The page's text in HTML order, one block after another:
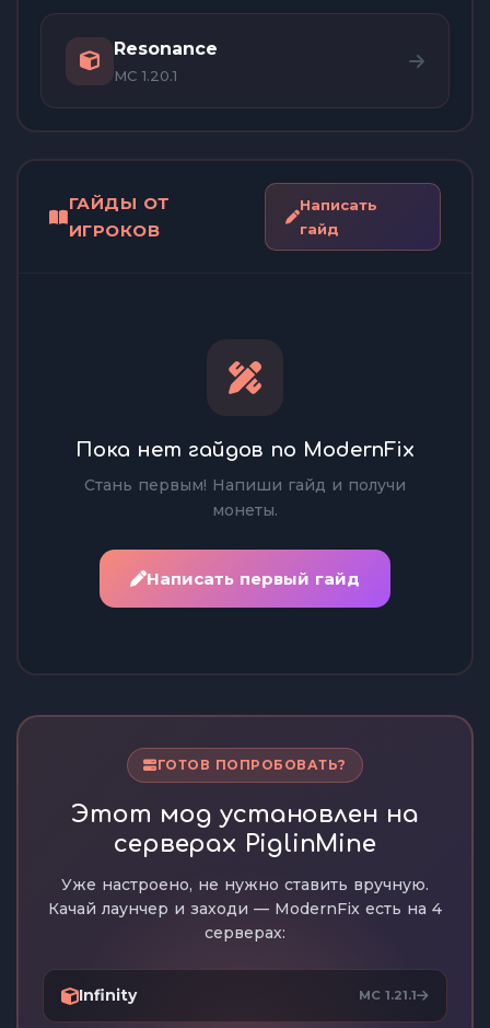
Resonance
MC 1.20.1
ГАЙДЫ ОТ
ИГРОКОВ
Написать
гайд
Пока нет гайдов по ModernFix
Стань первым! Напиши гайд и получи
монеты.
Написать первый гайд
ГОТОВ ПОПРОБОВАТЬ?
Этот мод установлен на
серверах PiglinMine
Уже настроено, не нужно ставить вручную.
Качай лаунчер и заходи — ModernFix есть на 4
серверах:
Infinity MC 1.21.1